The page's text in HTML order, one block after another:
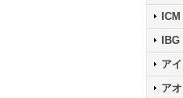
ICM
IBG
ア
ア